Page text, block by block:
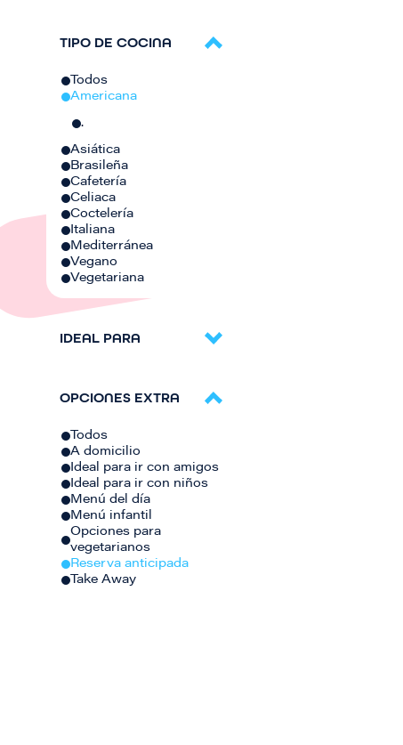
TIPO DE COCINA
Todos
Americana
.
Asiática
Brasileña
Cafetería
Celiaca
Coctelería
Italiana
Mediterránea
Vegano
Vegetariana
IDEAL PARA
OPCIONES EXTRA
Todos
A domicilio
Ideal para ir con amigos
Ideal para ir con niños
Menú del día
Menú infantil
Opciones para
vegetarianos
Reserva anticipada
Take Away